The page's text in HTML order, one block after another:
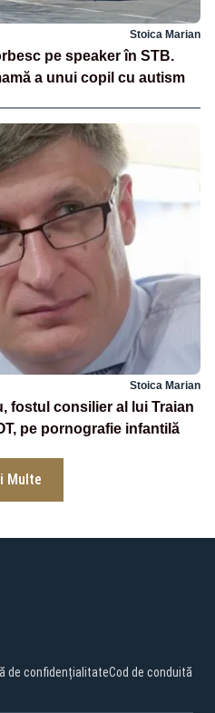
Stoica Marian
pe speaker în STB.
a unui copil cu autism
Stoica Marian
fostul consilier al lui Traian
pe pornografie infantilă
Multe
de confidențialitateCod de conduită